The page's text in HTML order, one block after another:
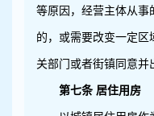
等原因，经营主体从事
的，或需要改变一定区
关部门或者街镇同意并
第七条 居住用房